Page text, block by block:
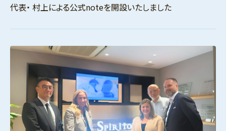
代表・ 村上による公式noteを開設いたしました